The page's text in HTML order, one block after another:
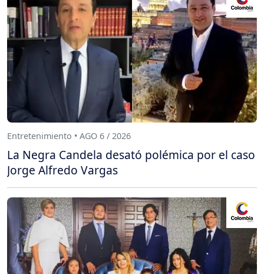
Entretenimiento • AGO 6 / 2026
La Negra Candela desató polémica por el caso
Jorge Alfredo Vargas